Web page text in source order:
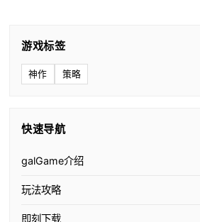
游戏标签
神作 策略
快速导航
galGame介绍
玩法攻略
即刻下载